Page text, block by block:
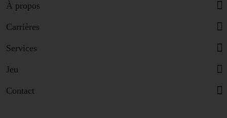
À propos
Carrières
Services
Jeu
Contact